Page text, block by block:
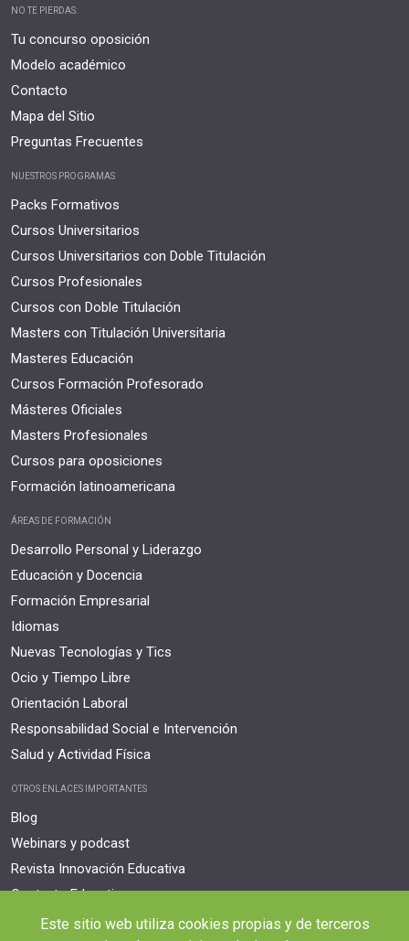
NO TE PIERDAS:
Tu concurso oposición
Modelo académico
Contacto
Mapa del Sitio
Preguntas Frecuentes
NUESTROS PROGRAMAS
Packs Formativos
Cursos Universitarios
Cursos Universitarios con Doble Titulación
Cursos Profesionales
Cursos con Doble Titulación
Masters con Titulación Universitaria
Masteres Educación
Cursos Formación Profesorado
Másteres Oficiales
Masters Profesionales
Cursos para oposiciones
Formación latinoamericana
ÁREAS DE FORMACIÓN
Desarrollo Personal y Liderazgo
Educación y Docencia
Formación Empresarial
Idiomas
Nuevas Tecnologías y Tics
Ocio y Tiempo Libre
Orientación Laboral
Responsabilidad Social e Intervención
Salud y Actividad Física
OTROS ENLACES IMPORTANTES
Blog
Webinars y podcast
Revista Innovación Educativa
Contexto Educativo
Desistir contrato aquí
Este sitio web utiliza cookies propias y de terceros